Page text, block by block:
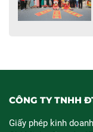
CÔNG TY TNHH
Giấy phép kinh